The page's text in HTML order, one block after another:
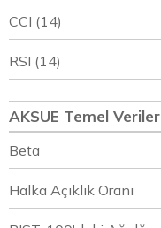
CCI (14)
RSI (14)
AKSUE Temel Veriler
Beta
Halka Açıklık Oranı